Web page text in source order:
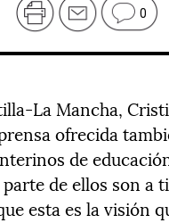
0
La Mancha,
ofrecida
de
de ellos son a
esta es la visión